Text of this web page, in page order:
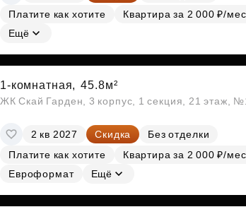
Платите как хотите
Квартира за 2 000 ₽/мес
Ещё
1-комнатная, 45.8м²
ЖК Скай Гарден, 3 корпус, 1 секция, 21 этаж,
2 кв 2027 Скидка
Без отделки
Платите как хотите
Квартира за 2 000 ₽/мес
Евроформат
Ещё